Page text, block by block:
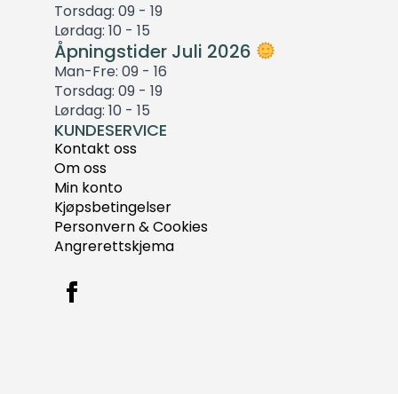
Torsdag: 09 - 19
Lørdag: 10 - 15
Åpningstider Juli 2026
Man-Fre: 09 - 16
Torsdag: 09 - 19
Lørdag: 10 - 15
KUNDESERVICE
Kontakt oss
Om oss
Min konto
Kjøpsbetingelser
Personvern & Cookies
Angrerettskjema